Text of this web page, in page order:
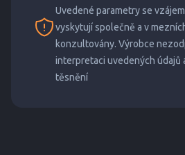
Uvedené parametry se
vyskytují společně a v
konzultovány. Výrobce
interpretaci uvedených údajů
těsnění